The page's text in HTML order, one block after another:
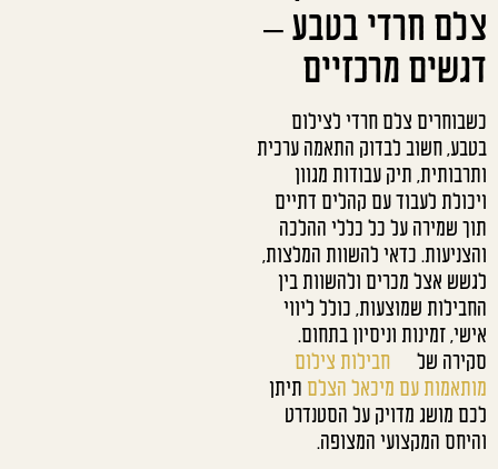
צלם חרדי בטבע –
דגשים מרכזיים
כשבוחרים צלם חרדי לצילום
בטבע, חשוב לבדוק התאמה ערכית
ותרבותית, תיק עבודות מגוון
ויכולת לעבוד עם קהלים דתיים
תוך שמירה על כל כללי ההלכה
והצניעות. כדאי להשוות המלצות,
לגשש אצל מכרים ולהשוות בין
החבילות שמוצעות, כולל ליווי
אישי, זמינות וניסיון בתחום.
סקירה של
חבילות צילום
מותאמות עם מיכאל הצלם תיתן
לכם מושג מדויק על הסטנדרט
והיחס המקצועי המצופה.